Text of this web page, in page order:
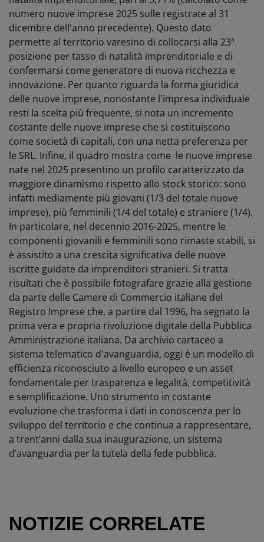
numero nuove imprese 2025 sulle registrate al 31
dicembre dell'anno precedente). Questo dato
permette al territorio varesino di collocarsi alla 23ª
posizione per tasso di natalità imprenditoriale e di
confermarsi come generatore di nuova ricchezza e
innovazione. Per quanto riguarda la forma giuridica
delle nuove imprese, nonostante l'impresa individuale
resti la scelta più frequente, si nota un incremento
costante delle nuove imprese che si costituiscono
come società di capitali, con una netta preferenza per
le SRL. Infine, il quadro mostra come le nuove imprese
nate nel 2025 presentino un profilo caratterizzato da
maggiore dinamismo rispetto allo stock storico: sono
infatti mediamente più giovani (1/3 del totale nuove
imprese), più femminili (1/4 del totale) e straniere (1/4).
In particolare, nel decennio 2016-2025, mentre le
componenti giovanili e femminili sono rimaste stabili, si
è assistito a una crescita significativa delle nuove
iscritte guidate da imprenditori stranieri. Si tratta
risultati che è possibile fotografare grazie alla gestione
da parte delle Camere di Commercio italiane del
Registro Imprese che, a partire dal 1996, ha segnato la
prima vera e propria rivoluzione digitale della Pubblica
Amministrazione italiana. Da archivio cartaceo a
sistema telematico d'avanguardia, oggi è un modello di
efficienza riconosciuto a livello europeo e un asset
fondamentale per trasparenza e legalità, competitività
e semplificazione. Uno strumento in costante
evoluzione che trasforma i dati in conoscenza per lo
sviluppo del territorio e che continua a rappresentare,
a trent’anni dalla sua inaugurazione, un sistema
d’avanguardia per la tutela della fede pubblica.
NOTIZIE CORRELATE